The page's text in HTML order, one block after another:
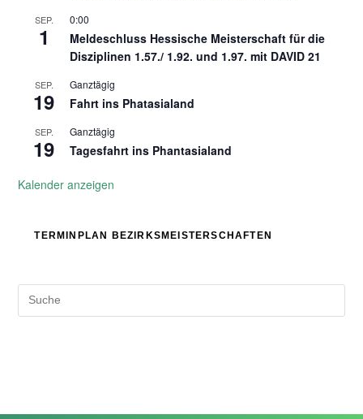
SEP.
1
0:00
Meldeschluss Hessische Meisterschaft für die
Disziplinen 1.57./ 1.92. und 1.97. mit DAVID 21
SEP.
19
Ganztägig
Fahrt ins Phatasialand
SEP.
19
Ganztägig
Tagesfahrt ins Phantasialand
Kalender anzeigen
TERMINPLAN BEZIRKSMEISTERSCHAFTEN